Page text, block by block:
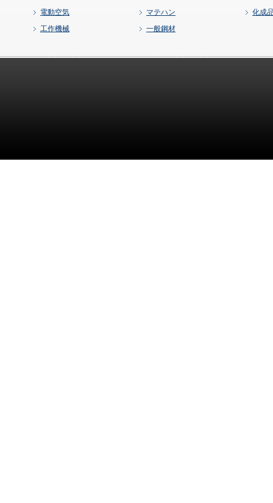
電動空気 マテハン 化成
工作機械 一般鋼材